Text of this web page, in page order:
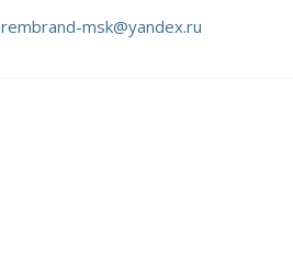
rembrand-msk@yandex.ru